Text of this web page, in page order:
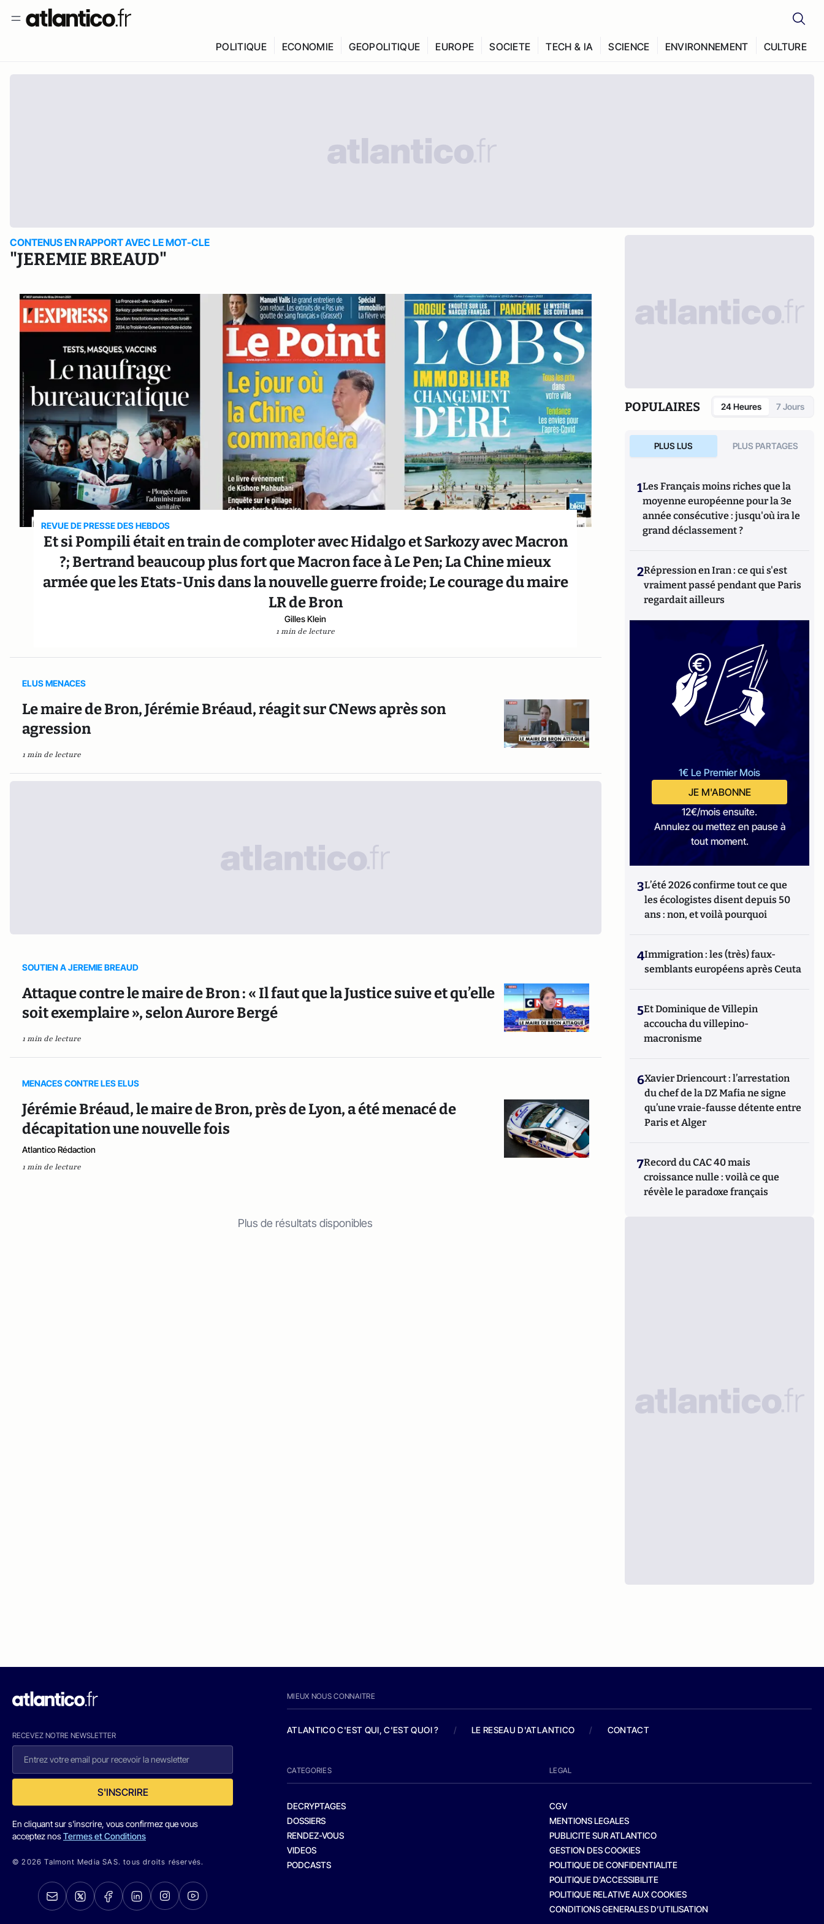
POLITIQUE ECONOMIE GEOPOLITIQUE EUROPE SOCIETE TECH & IA SCIENCE ENVIRONNEMENT CULTURE
CONTENUS EN RAPPORT AVEC LE MOT-CLE
"JEREMIE BREAUD"
REVUE DE PRESSE DES HEBDOS
Et si Pompili était en train de comploter avec Hidalgo et Sarkozy avec Macron
?; Bertrand beaucoup plus fort que Macron face à Le Pen; La Chine mieux
armée que les Etats-Unis dans la nouvelle guerre froide; Le courage du maire
LR de Bron
Gilles Klein
1 min de lecture
ELUS MENACES
Le maire de Bron, Jérémie Bréaud, réagit sur CNews après son
agression
1 min de lecture
SOUTIEN A JEREMIE BREAUD
Attaque contre le maire de Bron : « Il faut que la Justice suive et qu’elle
soit exemplaire », selon Aurore Bergé
1 min de lecture
MENACES CONTRE LES ELUS
Jérémie Bréaud, le maire de Bron, près de Lyon, a été menacé de
décapitation une nouvelle fois
Atlantico Rédaction
1 min de lecture
Plus de résultats disponibles
POPULAIRES 24 Heures 7 Jours
PLUS LUS PLUS PARTAGES
1Les Français moins riches que la
moyenne européenne pour la 3e
année consécutive : jusqu'où ira le
grand déclassement ?
2Répression en Iran : ce qui s'est
vraiment passé pendant que Paris
regardait ailleurs
1€ Le Premier Mois
JE M'ABONNE
12€/mois ensuite.
Annulez ou mettez en pause à
tout moment.
3L’été 2026 confirme tout ce que
les écologistes disent depuis 50
ans : non, et voilà pourquoi
4Immigration : les (très) faux-
semblants européens après Ceuta
5Et Dominique de Villepin
accoucha du villepino-
macronisme
6Xavier Driencourt : l’arrestation
du chef de la DZ Mafia ne signe
qu’une vraie-fausse détente entre
Paris et Alger
7Record du CAC 40 mais
croissance nulle : voilà ce que
révèle le paradoxe français
RECEVEZ NOTRE NEWSLETTER
S'INSCRIRE
En cliquant sur s'inscrire, vous confirmez que vous
acceptez nosTermes et Conditions
© 2026 Talmont Media SAS. tous droits réservés.
MIEUX NOUS CONNAITRE
ATLANTICO C'EST QUI, C'EST QUOI ? / LE RESEAU D'ATLANTICO / CONTACT
CATEGORIES
DECRYPTAGES
DOSSIERS
RENDEZ-VOUS
VIDEOS
PODCASTS
LEGAL
CGV
MENTIONS LEGALES
PUBLICITE SUR ATLANTICO
GESTION DES COOKIES
POLITIQUE DE CONFIDENTIALITE
POLITIQUE D’ACCESSIBILITE
POLITIQUE RELATIVE AUX COOKIES
CONDITIONS GENERALES D’UTILISATION